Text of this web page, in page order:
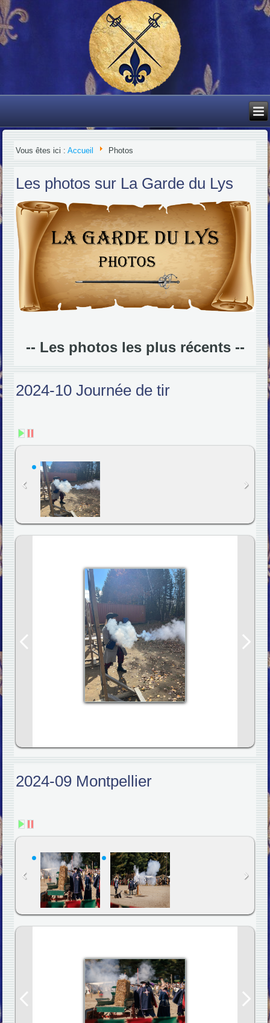
Vous êtes ici :Accueil Photos
Les photos sur La Garde du Lys
-- Les photos les plus récents --
2024-10 Journée de tir
2024-09 Montpellier